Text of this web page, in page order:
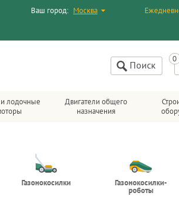
Ваш город: Москва
Поиск
лодочные
Двигатели общего
назначения
Газонокосилки Газонокосилки-
роботы